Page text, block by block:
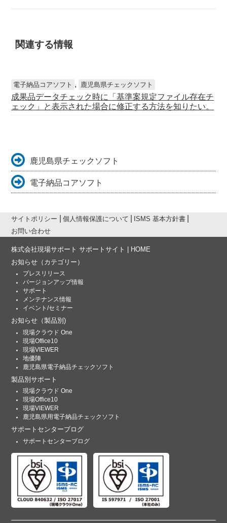
関連する情報
電子納品コアソフト , 鹿児島県チェックソフト
成果品データチェック時に「基準案規定ファイル存在チ
ェック」と表示された場合に修正する方法を知りたい。
鹿児島県チェックソフト
電子納品コアソフト
サイトポリシー 個人情報保護について
ISMS 基本方針書
お問い合わせ
株式会社現場サポート サポートサイト | HOME
お知らせ （カテゴリー）
プレスリリース
バージョンアップ情報
サポート
メンテナンス情報
イベント/セミナー
お知らせ （製品別)
現場クラウド One
現場Office10
現場VIEWER
地優陣
鹿児島県電子納品チェックソフト
製品別サポート
現場クラウド One
現場Office10
現場VIEWER
鹿児島県用電子納品チェックソフト
サポートセンターブログ
サポートセンターブログ